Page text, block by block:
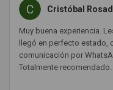
Cristóbal
Muy buena experiencia.
llegó en perfecto estado,
comunicación por
Totalmente